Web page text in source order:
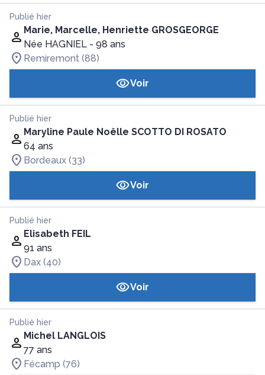
Publié hier
Marie, Marcelle, Henriette GROSGEORGE
Née HAGNIEL - 98 ans
Remiremont (88)
Voir
Publié hier
Maryline Paule Noêlle SCOTTO DI ROSATO
64 ans
Bordeaux (33)
Voir
Publié hier
Elisabeth FEIL
91 ans
Dax (40)
Voir
Publié hier
Michel LANGLOIS
77 ans
Fécamp (76)